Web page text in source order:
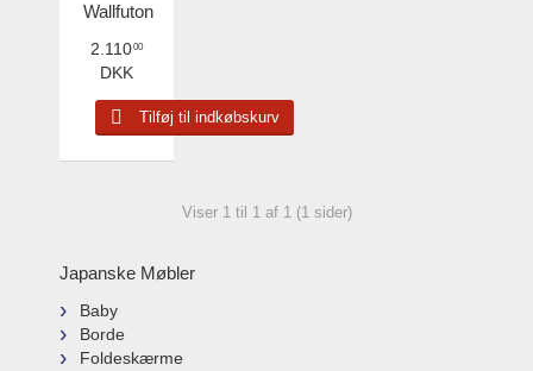
Wallfuton
2.11000
DKK
Tilføj til indkøbskurv
Viser 1 til 1 af 1 (1 sider)
Japanske Møbler
Baby
Borde
Foldeskærme